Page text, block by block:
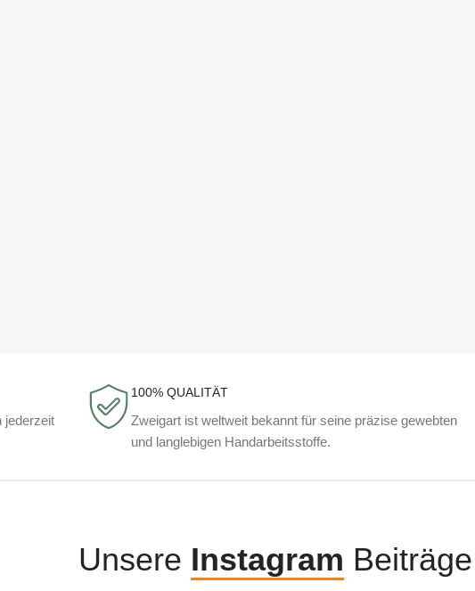
jederzeit
100% QUALITÄT
Zweigart ist weltweit bekannt für seine präzise gewebten
und langlebigen Handarbeitsstoffe.
Unsere Instagram Beiträge